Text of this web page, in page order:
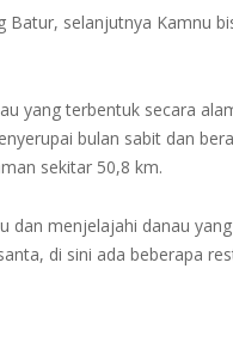
Batur, selanjutnya Kamnu
yang terbentuk secara
bulan sabit dan
sekitar 50,8 km.
dan menjelajahi danau
di sini ada beberapa